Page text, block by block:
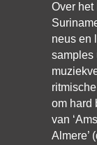
Over het
neus en
samples
om hard
van
Almere’